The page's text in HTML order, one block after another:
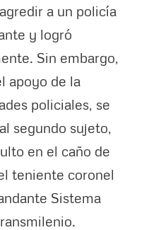
a un policía
y logró
Sin embargo,
apoyo de la
policiales, se
segundo sujeto,
en el caño de
teniente coronel
Sistema